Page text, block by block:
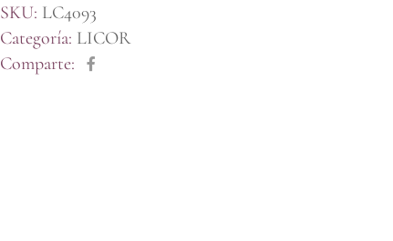
SKU: LC4093
Categoría: LICOR
Comparte: